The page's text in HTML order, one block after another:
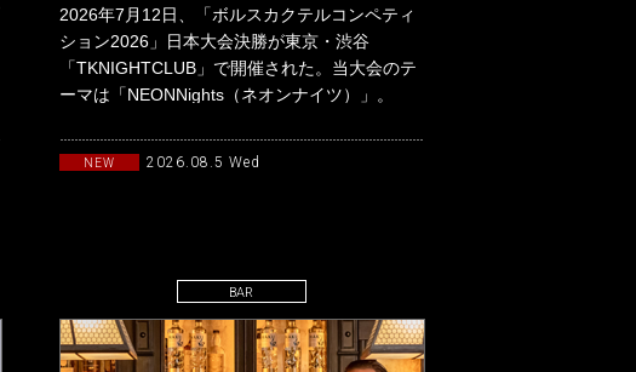
2026年7月12日、「ボルスカクテルコンペティ
ション2026」日本大会決勝が東京・渋谷
「TKNIGHTCLUB」で開催された。当大会のテ
ーマは「NEONNights（ネオンナイツ）」。
NEW 2026.08.5 Wed
BAR